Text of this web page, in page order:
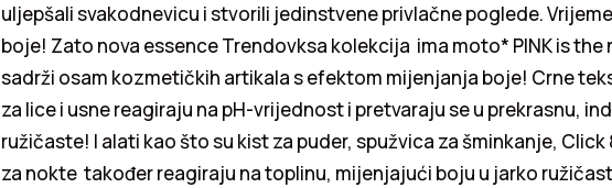
uljepšali svakodnevicu i stvorili jedinstvene privlačne poglede.
boje! Zato nova essence Trendovksa kolekcija ima moto* PINK is the
sadrži osam kozmetičkih artikala s efektom mijenjanja boje! Crne
za lice i usne reagiraju na pH-vrijednost i pretvaraju se u prekrasnu,
ružičaste! I alati kao što su kist za puder, spužvica za šminkanje, Click
za nokte također reagiraju na toplinu, mijenjajući boju u jarko